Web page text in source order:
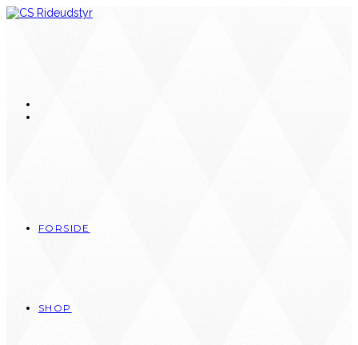
Skip
FORSIDE
SHOP